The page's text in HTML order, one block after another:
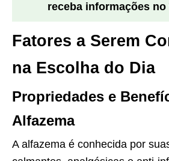
receba informações no
Fatores a Serem
na Escolha do Dia
Propriedades e
Alfazema
A alfazema é conhecida por